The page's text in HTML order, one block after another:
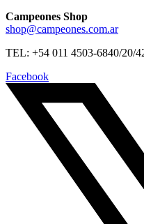
Campeones Shop
shop@campeones.com.ar
TEL: +54 011 4503-6840/20/
Facebook